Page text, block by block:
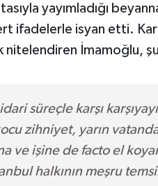
yayımladığı
ifadelerle isyan etti.
İmamoğlu,
süreçle karşı
zihniyet, yarın
ve işine de facto el
halkının meşru